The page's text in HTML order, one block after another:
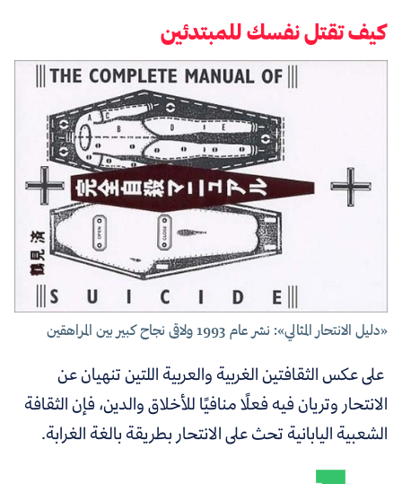
كيف تقتل نفسك للمبتدئين
«دليل الانتحار المثالي»: نشر عام 1993 ولاقى نجاح كبير بين المراهقين
على عكس الثقافتين الغربية والعربية اللتين تنهيان عن
الانتحار وتريان فيه فعلًا منافيًا للأخلاق والدين، فإن الثقافة
الشعبية اليابانية تحث على الانتحار بطريقة بالغة الغرابة.